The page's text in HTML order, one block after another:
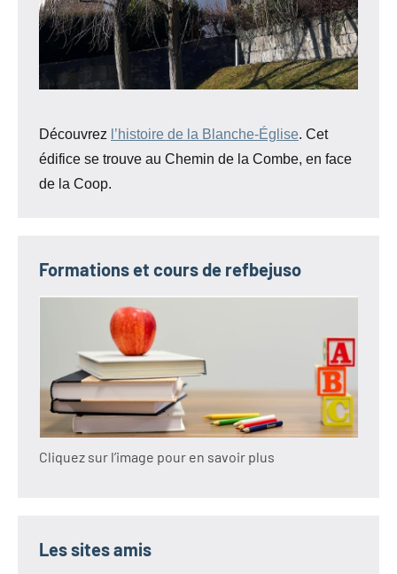
Découvrez l’histoire de la Blanche-Église. Cet
édifice se trouve au Chemin de la Combe, en face
de la Coop.
Formations et cours de refbejuso
Cliquez sur l’image pour en savoir plus
Les sites amis